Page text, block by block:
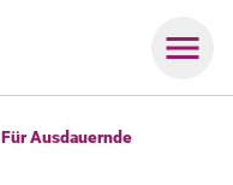
Für Ausdauernde